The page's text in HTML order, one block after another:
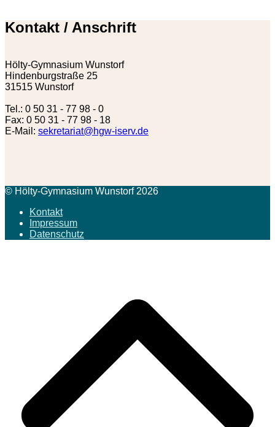
Kontakt / Anschrift
Hölty-Gymnasium Wunstorf
Hindenburgstraße 25
31515 Wunstorf
Tel.: 0 50 31 - 77 98 - 0
Fax: 0 50 31 - 77 98 - 18
E-Mail: sekretariat@hgw-iserv.de
© Hölty-Gymnasium Wunstorf 2026
Kontakt
Impressum
Datenschutz